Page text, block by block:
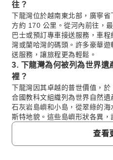
往？
下龍灣位於越南東北部，廣寧
方約 170 公里。從河內前往，
巴士或預訂專車接送服務，車
灣或蘭哈灣的碼頭。許多豪華
送服務，讓旅程更為輕鬆。
3. 下龍灣為何被列為世界遺
裡？
下龍灣因其卓越的普世價值，
合國教科文組織列為世界自然
石灰岩島嶼和小島，從翠綠的
斯特地貌。這些島嶼形狀各異
石洞穴。這種獨特的地質構造與
4. 相較於自由行，選擇鬱金
查看